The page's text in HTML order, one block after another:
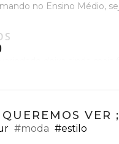
no Ensino Médio,
VER
#moda #estilo